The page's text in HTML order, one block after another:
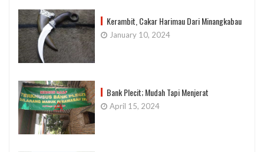
Kerambit, Cakar Harimau Dari Minangkabau
January 10, 2024
Bank Plecit; Mudah Tapi Menjerat
April 15, 2024